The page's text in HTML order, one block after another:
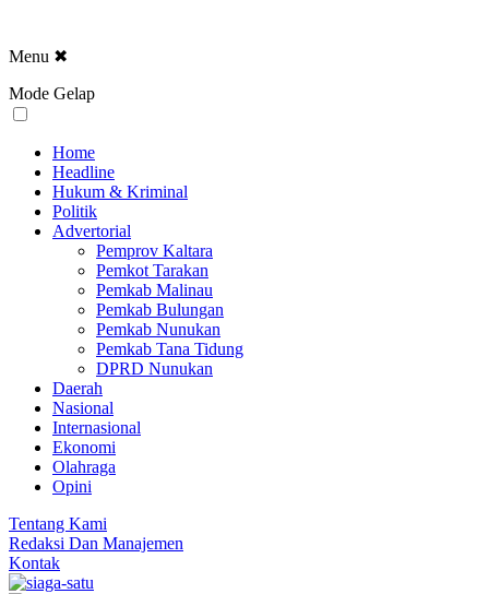
Menu ✖
Mode Gelap
Home
Headline
Hukum & Kriminal
Politik
Advertorial
Pemprov Kaltara
Pemkot Tarakan
Pemkab Malinau
Pemkab Bulungan
Pemkab Nunukan
Pemkab Tana Tidung
DPRD Nunukan
Daerah
Nasional
Internasional
Ekonomi
Olahraga
Opini
Tentang Kami
Redaksi Dan Manajemen
Kontak